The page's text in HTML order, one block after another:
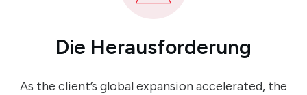
Die Herausforderung
As the client’s global expansion accelerated, the